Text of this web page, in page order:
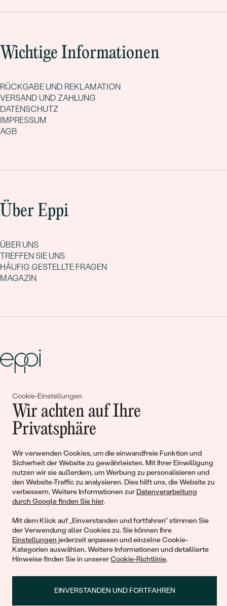
Cookie-Einstellungen
Wir achten auf Ihre
Privatsphäre
Wir verwenden Cookies, um die einwandfreie Funktion und
Sicherheit der Website zu gewährleisten. Mit Ihrer Einwilligung
nutzen wir sie außerdem, um Werbung zu personalisieren und
den Website-Traffic zu analysieren. Dies hilft uns, die Website zu
verbessern. Weitere Informationen zur Datenverarbeitung
durch Google finden Sie hier.
Mit dem Klick auf „Einverstanden und fortfahren" stimmen Sie
der Verwendung aller Cookies zu. Sie können Ihre
Einstellungen jederzeit anpassen und einzelne Cookie-
Kategorien auswählen. Weitere Informationen und detaillierte
Hinweise finden Sie in unsererCookie-Richtlinie.
EINVERSTANDEN UND FORTFAHREN
Wichtige Informationen
RÜCKGABE UND REKLAMATION
VERSAND UND ZAHLUNG
DATENSCHUTZ
IMPRESSUM
AGB
Über Eppi
ÜBER UNS
TREFFEN SIE UNS
HÄUFIG GESTELLTE FRAGEN
MAGAZIN
Gemeinsam erschaffen wir
Geschichten von Schönheit und
Liebe
Begleiten Sie uns!
© 2011 - 2026, Eppi.de